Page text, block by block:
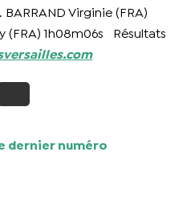
BARRAND Virginie (FRA)
(FRA) 1h08m06s Résultats
dernier numéro